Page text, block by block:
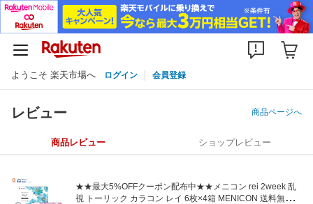
ようこそ 楽天市場へ ログイン 会員登録
レビュー 商品ページへ
商品レビュー ショップレビュー
★★最大5%OFFクーポン配布中★★メニコン rei 2week 乱
視 トーリック カラコン レイ 6枚×4箱 MENICON 送料無料